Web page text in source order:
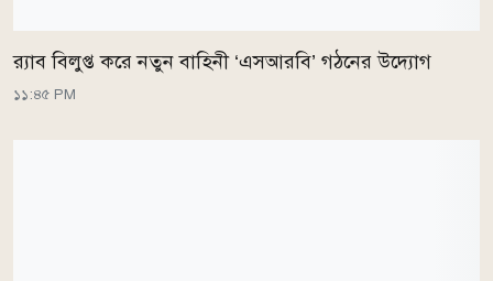
র‌্যাব বিলুপ্ত করে নতুন বাহিনী ‘এসআরবি’ গঠনের উদ্যোগ
১১:৪৫ PM